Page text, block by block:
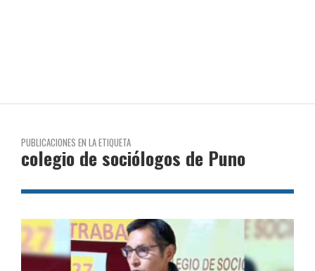
PUBLICACIONES EN LA ETIQUETA
colegio de sociólogos de Puno